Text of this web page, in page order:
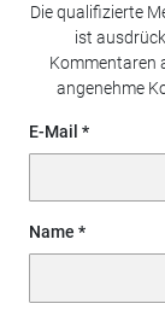
Die qualifizierte
ist
Kommentaren
angenehme
E-Mail
Name